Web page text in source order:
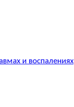
и воспалениях